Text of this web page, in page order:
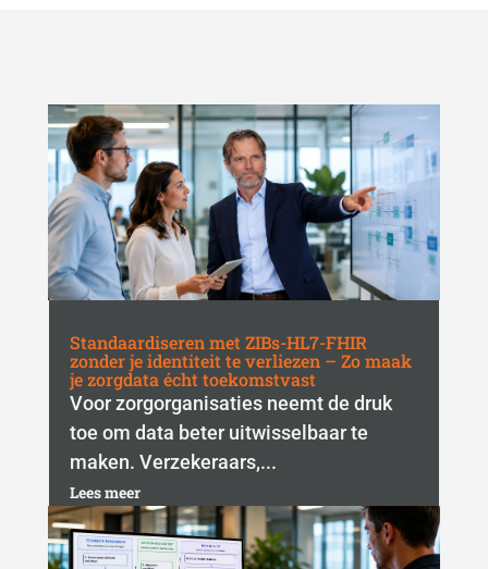
Standaardiseren met ZIBs-HL7-FHIR
zonder je identiteit te verliezen – Zo maak
je zorgdata écht toekomstvast
Voor zorgorganisaties neemt de druk
toe om data beter uitwisselbaar te
maken. Verzekeraars,...
Lees meer